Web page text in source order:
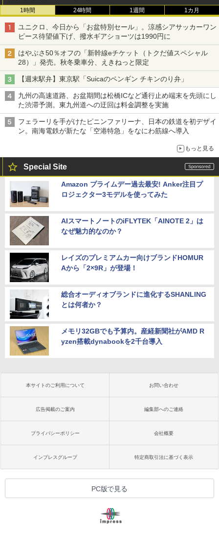
1時間 24時間 1週間 1カ月
ユニクロ、今日から「お盆特別セール」。涼感シアサッカーワン
ピース待望値下げ、撥水ギアショーツは1990円に
はやぶさ50％オフの「新幹線eチケット（トクだ値スペシャル
28）」発売。秋冬乗車分、えきねっと限定
【週末駅弁】東京駅「Suicaのペンギン チキンのり弁」
九州の高速道路、お盆期間は松橋ICなど通行止め端末を先頭にし
た渋滞予測。東九州道への迂回は料金調整を実施
フェラーリを手がけたピニンファリーナ、日本の鉄道を初デザイ
ン。南海電鉄が新たな「空港特急」をなにわ筋線へ導入
もっと見る
Special Site
Amazon プライムデー過去最安! Anker注目プ
ロジェクター3モデルを使ってみた
AIスマートノートのiFLYTEK「AINOTE 2」は
なぜ魅力的なのか？
レイズのプレミアムカー向けブランドHOMUR
Aから「2×9R」が登場！
総合オーディオブランドに進化するSHANLING
とは何者か？
メモリ32GBでも予算内。産経新聞社がAMD R
yzen搭載dynabookを2千台導入
本サイトのご利用について お問い合わせ
広告掲載のご案内 編集部へのご連絡
プライバシーポリシー 会社概要
インプレスグループ 特定商取引法に基づく表示
PC版で見る